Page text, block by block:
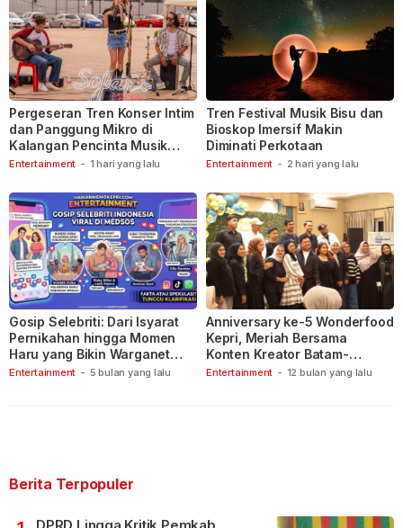
Entertainment - 1 hari yang lalu
Pergeseran Tren Konser Intim
dan Panggung Mikro di
Kalangan Pencinta Musik
Indonesia
Entertainment - 2 hari yang lalu
Tren Festival Musik Bisu dan
Bioskop Imersif Makin
Diminati Perkotaan
Entertainment - 5 bulan yang lalu
Gosip Selebriti: Dari Isyarat
Pernikahan hingga Momen
Haru yang Bikin Warganet
Berspekulasi
Entertainment - 12 bulan yang lalu
Anniversary ke-5 Wonderfood
Kepri, Meriah Bersama
Konten Kreator Batam-
Tanjungpinang
Berita Terpopuler